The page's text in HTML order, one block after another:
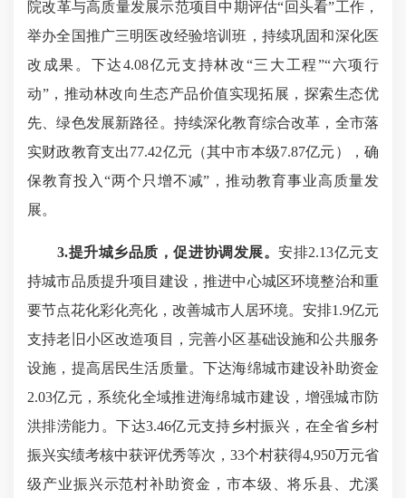
院改革与高质量发展示范项目中期评估“回头看”工作，
举办全国推广三明医改经验培训班，持续巩固和深化医
改成果。下达4.08亿元支持林改“三大工程”“六项行
动”，推动林改向生态产品价值实现拓展，探索生态优
先、绿色发展新路径。持续深化教育综合改革，全市落
实财政教育支出77.42亿元（其中市本级7.87亿元），确
保教育投入“两个只增不减”，推动教育事业高质量发
展。
3.提升城乡品质，促进协调发展。安排2.13亿元支
持城市品质提升项目建设，推进中心城区环境整治和重
要节点花化彩化亮化，改善城市人居环境。安排1.9亿元
支持老旧小区改造项目，完善小区基础设施和公共服务
设施，提高居民生活质量。下达海绵城市建设补助资金
2.03亿元，系统化全域推进海绵城市建设，增强城市防
洪排涝能力。下达3.46亿元支持乡村振兴，在全省乡村
振兴实绩考核中获评优秀等次，33个村获得4,950万元省
级产业振兴示范村补助资金，市本级、将乐县、尤溪